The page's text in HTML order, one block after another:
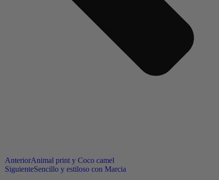
AnteriorAnimal print y Coco camel
SiguienteSencillo y estiloso con Marcia